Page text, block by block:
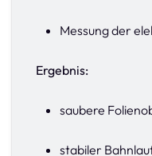
Messung der
Ergebnis:
saubere
stabiler